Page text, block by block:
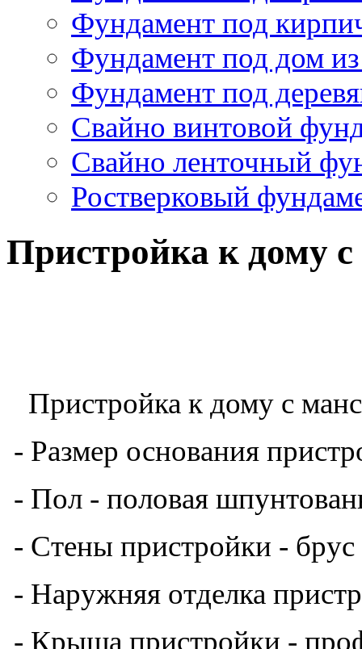
Пристройка к дому
Пристройка к дому с
- Размер основания
- Крыша
пристройки
0.4мм
- Тип крыши -
- Потолок - евровагонка
- Дверипристройки - нет